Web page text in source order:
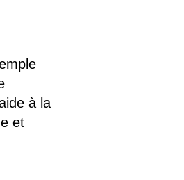
à la
et